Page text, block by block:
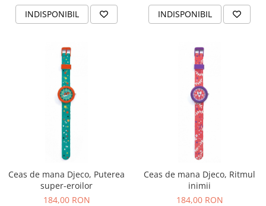
Nevoi speciale si sindrom Down
Jucarii cu cifre
Seturi Numberblocks
Jucarii de motricitate
Jucarii fructe si legume
Puzzle incastru
Puzzle de podea
IQ puzzle
Jucarii bebelusi
INDISPONIBIL INDISPONIBIL
Ceas de mana Djeco, Puterea
super-eroilor
184,00 RON
Ceas de mana Djeco, Ritmul
inimii
184,00 RON